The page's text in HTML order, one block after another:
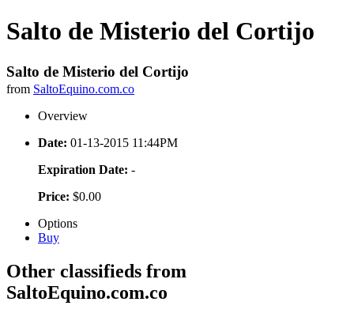
Salto de Misterio del Cortijo
Salto de Misterio del Cortijo
from SaltoEquino.com.co
Overview
Date: 01-13-2015 11:44PM
Expiration Date: -
Price: $0.00
Options
Buy
Other classifieds from
SaltoEquino.com.co